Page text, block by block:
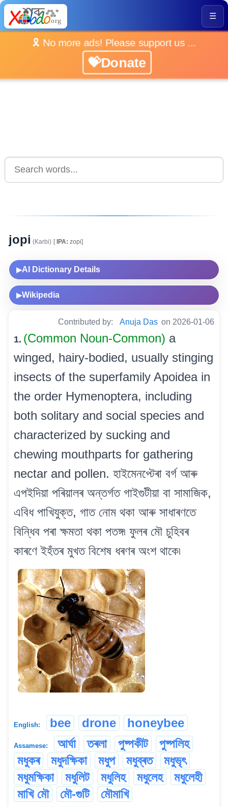
☰
🎗️ No more ads! Please support us ...
💝Donate
jopi (Karbi) [IPA: zopi]
▶AI Dictionary Details
▶Wikipedia
Contributed by: Anuja Das on 2026-01-06
1. (Common Noun-Common) a
winged, hairy-bodied, usually stinging
insects of the superfamily Apoidea in
the order Hymenoptera, including
both solitary and social species and
characterized by sucking and
chewing mouthparts for gathering
nectar and pollen. হাইমেনপ্টেৰা বৰ্গ আৰু
এপইদিয়া পৰিয়ালৰ অন্তৰ্গত গাইগুটীয়া বা সামাজিক,
এবিধ পাখিযুক্ত, গাত নোম থকা আৰু সাধাৰণতে
বিন্ধিব পৰা ক্ষমতা থকা পতঙ্গ৷ ফুলৰ মৌ চুহিবৰ
কাৰণে ইহঁতৰ মুখত বিশেষ ধৰণৰ অংশ থাকে৷
English: bee drone honeybee
Assamese: আৰ্ঘা তৰলা পুষ্পকীট
পুষ্পলিহ
মধুকৰ
মধুদক্ষিকা মধুপ মধুব্ৰত
মধুভৃৎ
মধুমক্ষিকা
মধুলিট মধুলিহ মধুলেহ
মধুলেহী
মাখি মৌ
মৌ-গুটি মৌমাখি